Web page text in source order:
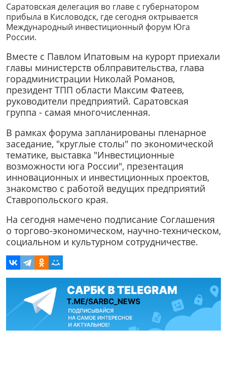
Саратовская делегация во главе с губернатором
прибыла в Кисловодск, где сегодня октрывается
Международный инвестиционный форум Юга
России.
Вместе с Павлом Ипатовым на курорт приехали
главы министерств облправительства, глава
горадминистрации Николай Романов,
президент ТПП области Максим Фатеев,
руководители предприятий. Саратовская
группа - самая многочисленная.
В рамках форума запланированы пленарное
заседание, "круглые столы" по экономической
тематике, выставка "Инвестиционные
возможности юга России", презентация
инновационных и инвестиционных проектов,
знакомство с работой ведущих предприятий
Ставропольского края.
На сегодня намечено подписание Соглашения
о торгово-экономическом, научно-техническом,
социальном и культурном сотрудничестве.